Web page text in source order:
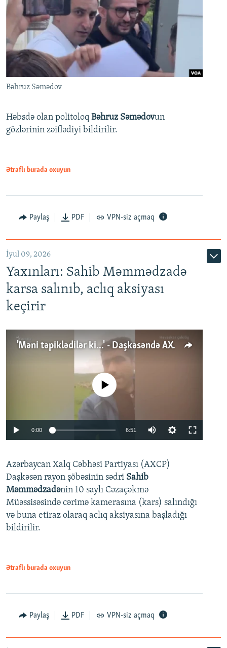
Bəhruz Səmədov
Həbsdə olan politoloq Bəhruz Səmədovun
gözlərinin zəiflədiyi bildirilir.
Ətraflı burada oxuyun
Paylaş PDF VPN-siz açmaq
İyul 09, 2026
Yaxınları: Sahib Məmmədzadə
karsa salınıb, aclıq aksiyası
keçirir
'Məni təpiklədilər ki...' - Daşkəsəndə AXCP fəalının yaxınları onun həbsinə etiraz edirlər
Auto 240p 360p
720p 1080p
No media source currently available
0:00 6:51
360p
720p
1080p
Azərbaycan Xalq Cəbhəsi Partiyası (AXCP)
Daşkəsən rayon şöbəsinin sədri Sahib
Məmmədzadənin 10 saylı Cəzaçəkmə
Müəssisəsində cərimə kamerasına (kars) salındığı
və buna etiraz olaraq aclıq aksiyasına başladığı
bildirilir.
Ətraflı burada oxuyun
Paylaş PDF VPN-siz açmaq